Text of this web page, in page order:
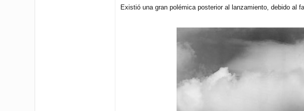
Existió una gran polémica posterior al lanzamiento, debido al